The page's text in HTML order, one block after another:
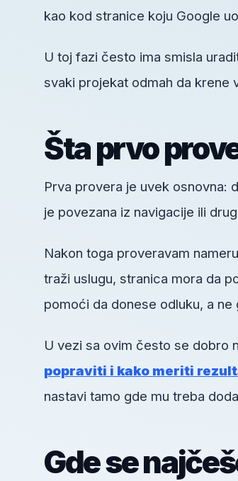
kao kod stranice koju Google
U toj fazi često ima smisla
svaki projekat odmah da krene
Šta prvo
Prva provera je uvek osnovna:
je povezana iz navigacije ili
Nakon toga proveravam
traži uslugu, stranica mora da
pomoći da donese odluku, a ne
U vezi sa ovim često se dobro
popraviti i kako meriti
nastavi tamo gde mu treba
Gde se